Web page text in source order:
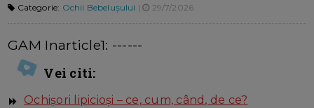
Categorie: Ochii Bebelușului | 29/7/2026
GAM Inarticle1: ------
Vei citi:
Ochișori lipicioși – ce, cum, când, de ce?